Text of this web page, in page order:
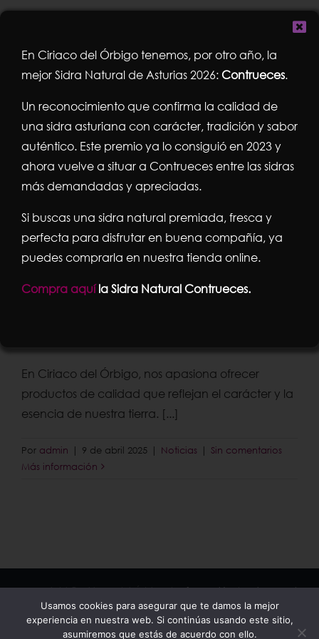
El auténtico sabor
gallego con los vermuts
Diovio en Ciriaco del
En Ciriaco del Órbigo, nos apasiona ofrecer
productos de calidad que reflejan el carácter y la
esencia de nuestra tierra. [...]
Por admin | 9 de abril 2025 | Noticias | Sin comentarios
Más información
Copyright © Ciriaco del Órbigo |Información|Aviso Legal
Política de Privacidad |Política de Cookies|Contacto
En Ciriaco del Órbigo tenemos, por otro año, la
mejor Sidra Natural de Asturias 2026:Contrueces.
Un reconocimiento que confirma la calidad de
una sidra asturiana con carácter, tradición y sabor
auténtico. Este premio ya lo consiguió en 2023 y
ahora vuelve a situar a Contrueces entre las sidras
más demandadas y apreciadas.
Si buscas una sidra natural premiada, fresca y
perfecta para disfrutar en buena compañía, ya
puedes comprarla en nuestra tienda online.
Compra aquíla Sidra Natural Contrueces.
Usamos cookies para asegurar que te damos la mejor
experiencia en nuestra web. Si continúas usando este sitio,
asumiremos que estás de acuerdo con ello.